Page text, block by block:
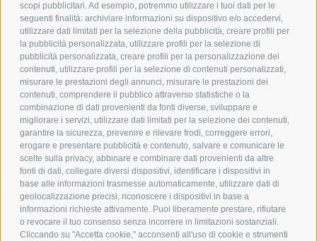
scopi pubblicitari. Ad esempio, potremmo utilizzare i tuoi dati per le
seguenti finalità: archiviare informazioni su dispositivo e/o accedervi,
utilizzare dati limitati per la selezione della pubblicità, creare profili per
la pubblicità personalizzata, utilizzare profili per la selezione di
pubblicità personalizzata, creare profili per la personalizzazione dei
contenuti, utilizzare profili per la selezione di contenuti personalizzati,
misurare le prestazioni degli annunci, misurare le prestazioni dei
contenuti, comprendere il pubblico attraverso statistiche o la
combinazione di dati provenienti da fonti diverse, sviluppare e
migliorare i servizi, utilizzare dati limitati per la selezione dei contenuti,
garantire la sicurezza, prevenire e rilevare frodi, correggere errori,
erogare e presentare pubblicità e contenuto, salvare e comunicare le
scelte sulla privacy, abbinare e combinare dati provenienti da altre
fonti di dati, collegare diversi dispositivi, identificare i dispositivi in
base alle informazioni trasmesse automaticamente, utilizzare dati di
geolocalizzazione precisi, riconoscere i dispositivi in base a
informazioni richieste attivamente. Puoi liberamente prestare, rifiutare
o revocare il tuo consenso senza incorrere in limitazioni sostanziali.
Cliccando su "Accetta cookie," acconsenti all'uso di cookie e strumenti
POLICY
PRIVACY POLICY
COOKIE POLICY
PAGAMENTI SICURI
AZIENDA
CHI SIAMO
MARCHI TRATTATI
CONDOMINI